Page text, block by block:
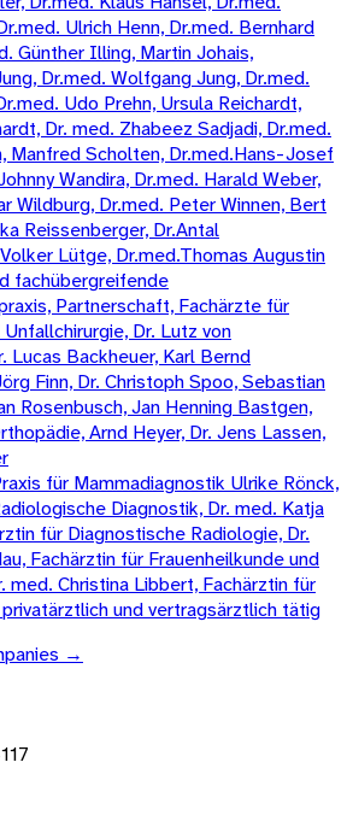
Ulrich Henn, Dr.med. Bernhard
Günther Illing, Martin Johais,
Dr.med. Wolfgang Jung, Dr.med.
Udo Prehn, Ursula Reichardt,
Dr. med. Zhabeez Sadjadi, Dr.med.
Manfred Scholten, Dr.med.Hans-Josef
Wandira, Dr.med. Harald Weber,
Wildburg, Dr.med. Peter Winnen, Bert
Reissenberger, Dr.Antal
Lütge, Dr.med.Thomas Augustin
fachübergreifende
Partnerschaft, Fachärzte für
Dr. Lutz von
Lucas Backheuer, Karl Bernd
Finn, Dr. Christoph Spoo, Sebastian
Rosenbusch, Jan Henning Bastgen,
Arnd Heyer, Dr. Jens Lassen,
für Mammadiagnostik Ulrike Rönck,
Diagnostik, Dr. med. Katja
für Diagnostische Radiologie, Dr.
Fachärztin für Frauenheilkunde und
med. Christina Libbert, Fachärztin für
und vertragsärztlich tätig
→